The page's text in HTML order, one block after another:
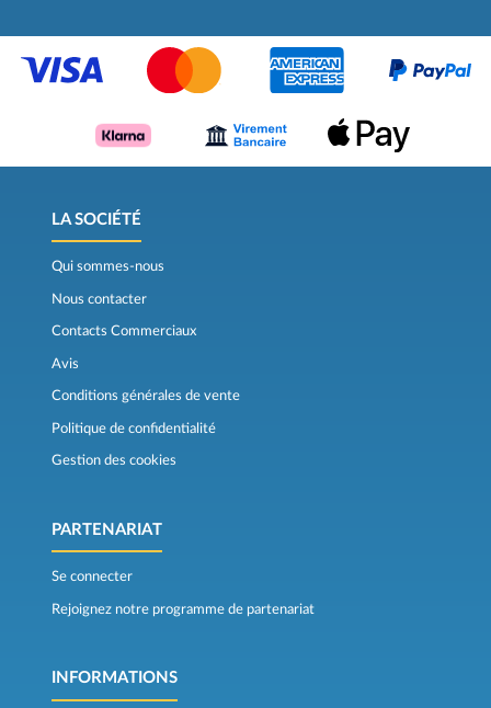
LA SOCIÉTÉ
Qui sommes-nous
Nous contacter
Contacts Commerciaux
Avis
Conditions générales de vente
Politique de confidentialité
Gestion des cookies
PARTENARIAT
Se connecter
Rejoignez notre programme de partenariat
INFORMATIONS